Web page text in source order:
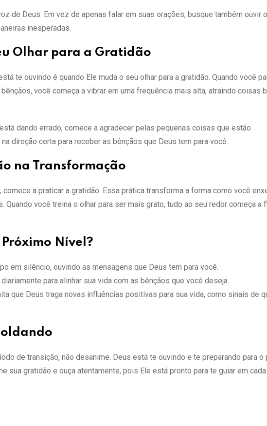
de Deus. Em vez de apenas falar em suas orações, busque também ouvir
inesperadas.
Olhar para a Gratidão
te ouvindo é quando Ele muda o seu olhar para a gratidão. Quando você
você começa a vibrar em uma frequência mais alta, atraindo coisas
dando errado, comece a agradecer pelas pequenas coisas que estão
direção certa para receber as bênçãos que Deus tem para você.
na Transformação
a praticar a gratidão. Essa prática transforma a forma como você
Quando você treina o olhar para ser mais grato, tudo ao seu redor começa a
Nível?
em silêncio, ouvindo as mensagens que Deus tem para você.
para alinhar sua vida com as bênçãos que você deseja.
que Deus traga novas influências positivas para sua vida, como sinais de
de transição, não desanime. Deus está te ouvindo e te preparando para o
sua gratidão e ouça atentamente, pois Ele está pronto para te guiar em